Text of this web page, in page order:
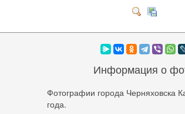
Информация о
Фотографии города Черняховска
года.